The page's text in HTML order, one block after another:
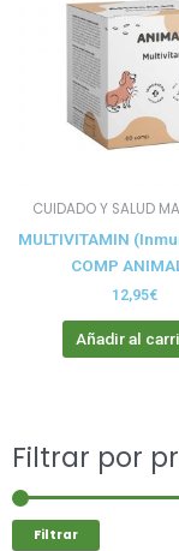
CUIDADO Y SALUD
MULTIVITAMIN
COMP
12,95€
Añadir al
Filtrar por
Filtrar
Buscar